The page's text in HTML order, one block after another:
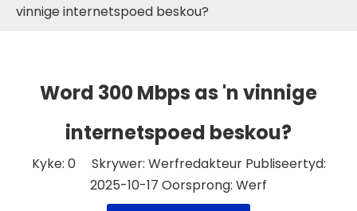
vinnige internetspoed beskou?
Word 300 Mbps as 'n vinnige
internetspoed beskou?
Kyke: 0Skrywer: Werfredakteur Publiseertyd:
2025-10-17 Oorsprong: Werf